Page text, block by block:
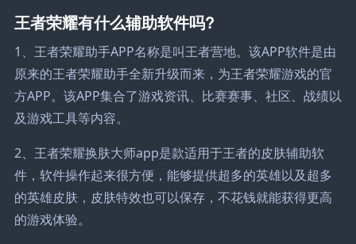
王者荣耀有什么辅助软件吗?
1、王者荣耀助手APP名称是叫王者营地。该APP软件是由
原来的王者荣耀助手全新升级而来，为王者荣耀游戏的官
方APP。该APP集合了游戏资讯、比赛赛事、社区、战绩以
及游戏工具等内容。
2、王者荣耀换肤大师app是款适用于王者的皮肤辅助软
件，软件操作起来很方便，能够提供超多的英雄以及超多
的英雄皮肤，皮肤特效也可以保存，不花钱就能获得更高
的游戏体验。